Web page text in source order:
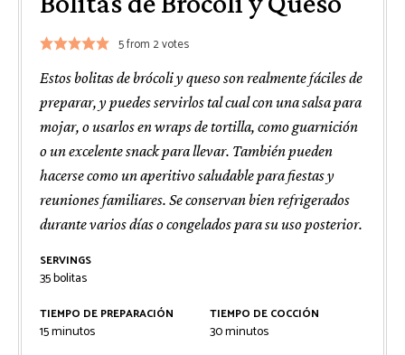
5from 2votes
Estos bolitas de brócoli y queso son realmente fáciles de
preparar, y puedes servirlos tal cual con una salsa para
mojar, o usarlos en wraps de tortilla, como guarnición
o un excelente snack para llevar. También pueden
hacerse como un aperitivo saludable para fiestas y
reuniones familiares. Se conservan bien refrigerados
durante varios días o congelados para su uso posterior.
SERVINGS
35bolitas
TIEMPO DE PREPARACIÓN
15minutos
minutos
TIEMPO DE COCCIÓN
30minutos
minutos